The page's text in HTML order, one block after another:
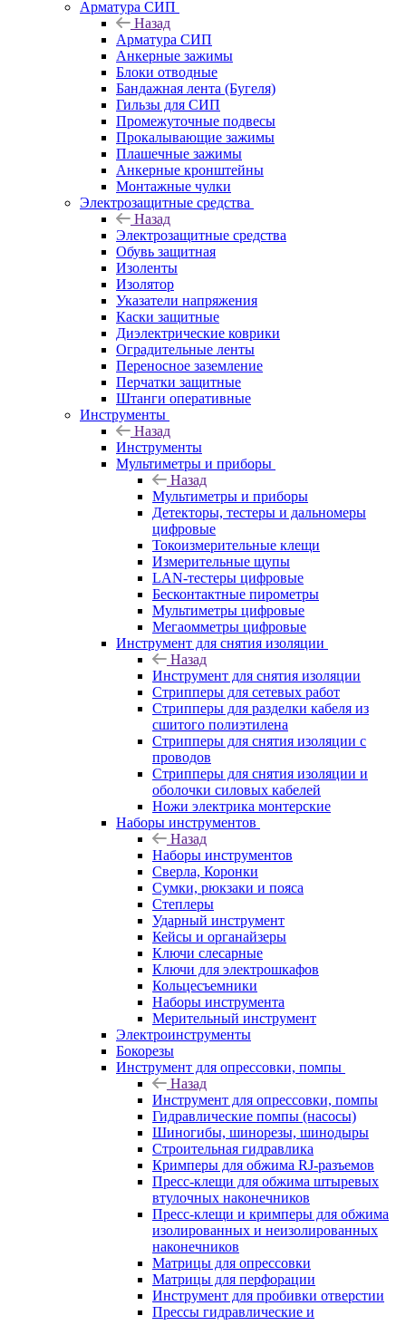
Арматура СИП
Назад
Арматура СИП
Анкерные зажимы
Блоки отводные
Бандажная лента (Бугеля)
Гильзы для СИП
Промежуточные подвесы
Прокалывающие зажимы
Плашечные зажимы
Анкерные кронштейны
Монтажные чулки
Электрозащитные средства
Назад
Электрозащитные средства
Обувь защитная
Изоленты
Изолятор
Указатели напряжения
Каски защитные
Диэлектрические коврики
Оградительные ленты
Переносное заземление
Перчатки защитные
Штанги оперативные
Инструменты
Назад
Инструменты
Мультиметры и приборы
Назад
Мультиметры и приборы
Детекторы, тестеры и дальномеры
цифровые
Токоизмерительные клещи
Измерительные щупы
LAN-тестеры цифровые
Бесконтактные пирометры
Мультиметры цифровые
Мегаомметры цифровые
Инструмент для снятия изоляции
Назад
Инструмент для снятия изоляции
Стрипперы для сетевых работ
Стрипперы для разделки кабеля из
сшитого полиэтилена
Cтрипперы для снятия изоляции с
проводов
Стрипперы для снятия изоляции и
оболочки силовых кабелей
Ножи электрика монтерские
Наборы инструментов
Назад
Наборы инструментов
Сверла, Коронки
Сумки, рюкзаки и пояса
Степлеры
Ударный инструмент
Кейсы и органайзеры
Ключи слесарные
Ключи для электрошкафов
Кольцесъемники
Наборы инструмента
Мерительный инструмент
Электроинструменты
Бокорезы
Инструмент для опрессовки, помпы
Назад
Инструмент для опрессовки, помпы
Гидравлические помпы (насосы)
Шиногибы, шинорезы, шинодыры
Строительная гидравлика
Кримперы для обжима RJ-разъемов
Пресс-клещи для обжима штыревых
втулочных наконечников
Пресс-клещи и кримперы для обжима
изолированных и неизолированных
наконечников
Матрицы для опрессовки
Матрицы для перфорации
Инструмент для пробивки отверстии
Прессы гидравлические и